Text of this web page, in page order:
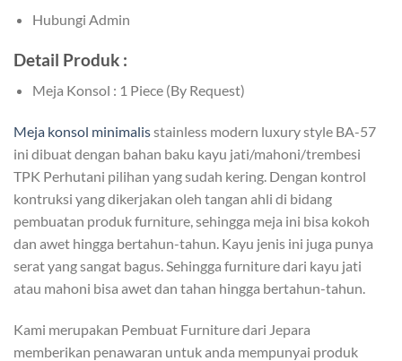
Hubungi Admin
Detail Produk :
Meja Konsol : 1 Piece (By Request)
Meja konsol minimalisstainless modern luxury style BA-57
ini dibuat dengan bahan baku kayu jati/mahoni/trembesi
TPK Perhutani pilihan yang sudah kering. Dengan kontrol
kontruksi yang dikerjakan oleh tangan ahli di bidang
pembuatan produk furniture, sehingga meja ini bisa kokoh
dan awet hingga bertahun-tahun. Kayu jenis ini juga punya
serat yang sangat bagus. Sehingga furniture dari kayu jati
atau mahoni bisa awet dan tahan hingga bertahun-tahun.
Kami merupakan Pembuat Furniture dari Jepara
memberikan penawaran untuk anda mempunyai produk